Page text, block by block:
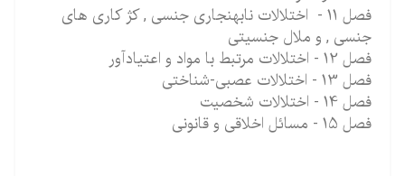
فصل 11 - اختلالات نابهنجاری جنسی , کژ کاری های
جنسی , و ملال جنسیتی
فصل 12 - اختلالات مرتبط با مواد و اعتیادآور
فصل 13 - اختلالات عصبی-شناختی
فصل 14 - اختلالات شخصیت
فصل 15 - مسائل اخلاقی و قانونی